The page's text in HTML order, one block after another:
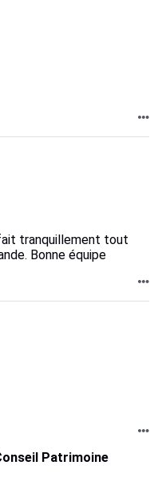
tranquillement tout
Bonne équipe
Patrimoine